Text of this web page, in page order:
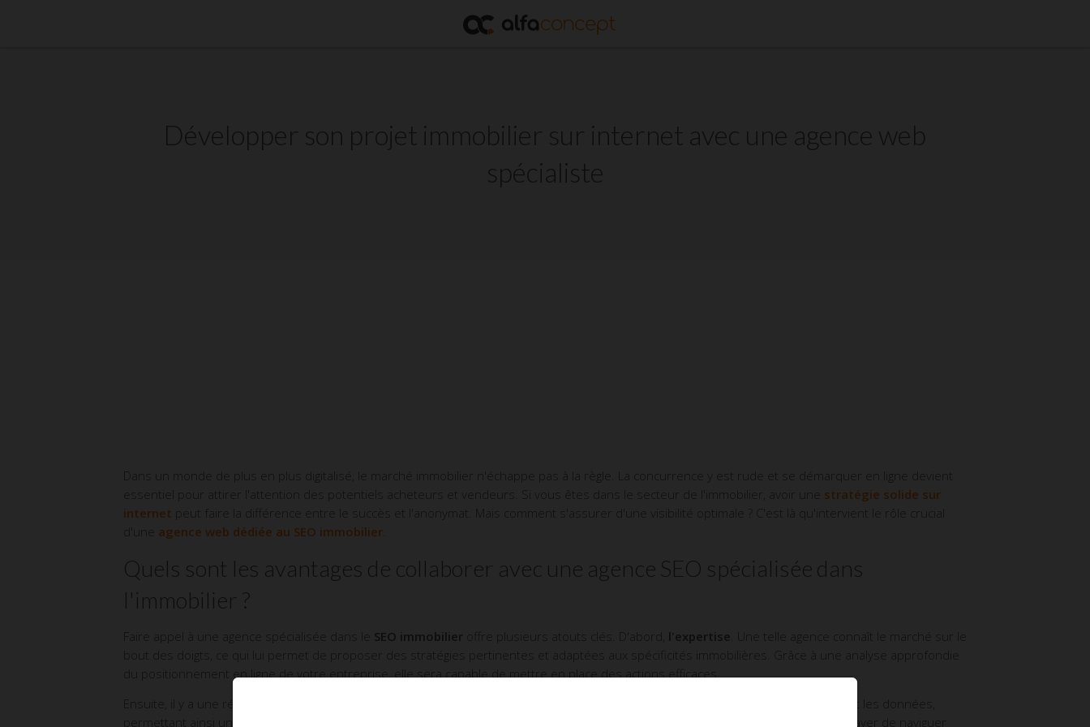
Développer son projet immobilier sur internet avec une agence web
spécialiste
Dans un monde de plus en plus digitalisé, le marché immobilier n'échappe pas à la règle. La concurrence y est rude et se démarquer en ligne devient
essentiel pour attirer l'attention des potentiels acheteurs et vendeurs. Si vous êtes dans le secteur de l'immobilier, avoir une stratégie solide sur
internet peut faire la différence entre le succès et l'anonymat. Mais comment s'assurer d'une visibilité optimale ? C'est là qu'intervient le rôle crucial
agence web dédiée au SEO immobilier
Quels sont les avantages de collaborer avec une agence SEO spécialisée dans
l'immobilier ?
Faire appel à une agence spécialisée dans le SEO immobilier offre plusieurs atouts clés. D'abord, l'expertise . Une telle agence connaît le marché sur le
bout des doigts, ce qui lui permet de proposer des stratégies pertinentes et adaptées aux spécificités immobilières. Grâce à une analyse approfondie
du positionnement en ligne de votre entreprise, elle sera capable de mettre en place des actions efficaces.
Ensuite, il y a une réelle optimisation du temps. Une agence dispose des outils et techniques nécessaires pour analyser rapidement les données,
permettant ainsi une réponse réactive face aux tendances du marché. Cela évite aux agents immobiliers de perdre du temps à essayer de naviguer